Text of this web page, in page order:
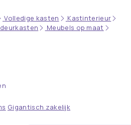
Volledige kasten
Kastinterieur
Meubels op maat
Gigantisch zakelijk